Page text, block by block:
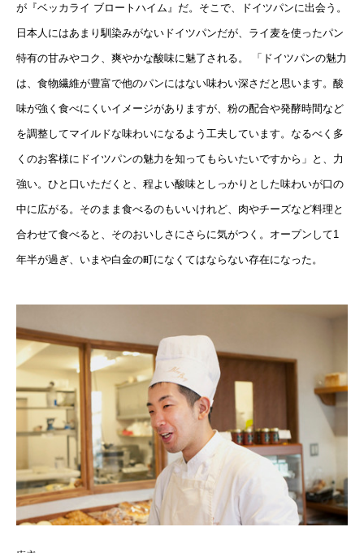
が『ベッカライ ブロートハイム』だ。そこで、ドイツパンに出会う。
日本人にはあまり馴染みがないドイツパンだが、ライ麦を使ったパン
特有の甘みやコク、爽やかな酸味に魅了される。 「ドイツパンの魅力
は、食物繊維が豊富で他のパンにはない味わい深さだと思います。酸
味が強く食べにくいイメージがありますが、粉の配合や発酵時間など
を調整してマイルドな味わいになるよう工夫しています。なるべく多
くのお客様にドイツパンの魅力を知ってもらいたいですから」と、力
強い。ひと口いただくと、程よい酸味としっかりとした味わいが口の
中に広がる。そのまま食べるのもいいけれど、肉やチーズなど料理と
合わせて食べると、そのおいしさにさらに気がつく。オープンして1
年半が過ぎ、いまや白金の町になくてはならない存在になった。